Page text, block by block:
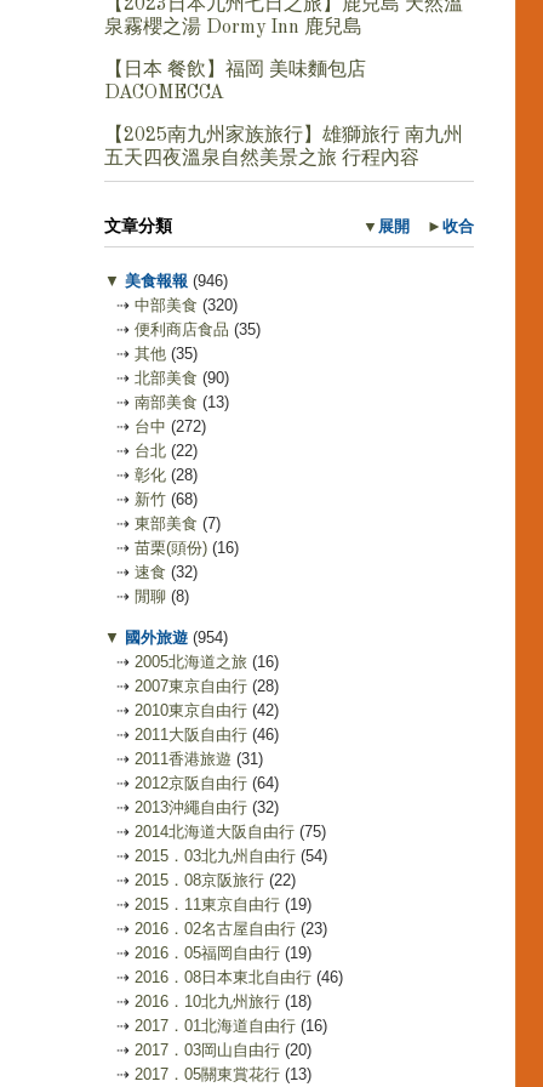
【2023日本九州七日之旅】鹿兒島 天然溫
泉霧櫻之湯 Dormy Inn 鹿兒島
【日本 餐飲】福岡 美味麵包店
DACOMECCA
【2025南九州家族旅行】雄獅旅行 南九州
五天四夜溫泉自然美景之旅 行程內容
▼ 展開 ► 收合
文章分類
▼ 美食報報 (946)
⇢ 中部美食 (320)
⇢ 便利商店食品 (35)
⇢ 其他 (35)
⇢ 北部美食 (90)
⇢ 南部美食 (13)
⇢ 台中 (272)
⇢ 台北 (22)
⇢ 彰化 (28)
⇢ 新竹 (68)
⇢ 東部美食 (7)
⇢ 苗栗(頭份) (16)
⇢ 速食 (32)
⇢ 閒聊 (8)
▼ 國外旅遊 (954)
⇢ 2005北海道之旅 (16)
⇢ 2007東京自由行 (28)
⇢ 2010東京自由行 (42)
⇢ 2011大阪自由行 (46)
⇢ 2011香港旅遊 (31)
⇢ 2012京阪自由行 (64)
⇢ 2013沖繩自由行 (32)
⇢ 2014北海道大阪自由行 (75)
⇢ 2015．03北九州自由行 (54)
⇢ 2015．08京阪旅行 (22)
⇢ 2015．11東京自由行 (19)
⇢ 2016．02名古屋自由行 (23)
⇢ 2016．05福岡自由行 (19)
⇢ 2016．08日本東北自由行 (46)
⇢ 2016．10北九州旅行 (18)
⇢ 2017．01北海道自由行 (16)
⇢ 2017．03岡山自由行 (20)
⇢ 2017．05關東賞花行 (13)